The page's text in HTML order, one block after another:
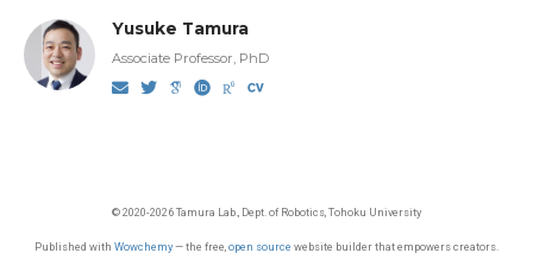
Yusuke Tamura
Associate Professor, PhD
© 2020-2026 Tamura Lab., Dept. of Robotics, Tohoku University
Published with Wowchemy— the free, open source website builder that empowers creators.